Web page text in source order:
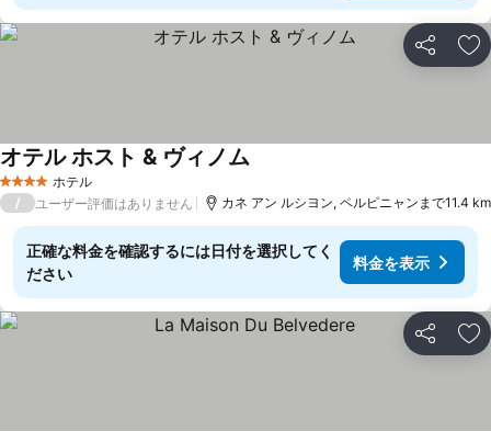
シェア お
4 ホテルのランク
ホテル
オテル ホスト & ヴィノム料金を表示
/ ユーザー評価はありません カネ アン ルシヨン, ペルピニャンまで11.4 km
正確な料金を確認するには日付を選択してく
ださい
料金を表示
シェア お